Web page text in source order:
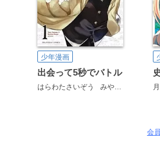
少年漫画
出会って5秒でバトル
はらわたさいぞう みやこかしわ
会